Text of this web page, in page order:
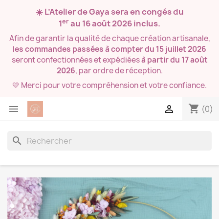
☀️ L’Atelier de Gaya sera en congés du
1erau 16 août 2026inclus.
Afin de garantir la qualité de chaque création artisanale,
les commandes passées à compter du 15 juillet 2026
seront confectionnées et expédiéesà partir du 17 août
2026, par ordre de réception.
💛 Merci pour votre compréhension et votre confiance.
 shopping_cart (0)

search